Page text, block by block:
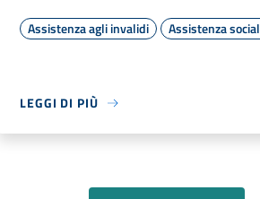
Assistenza agli invalidi Assistenza
LEGGI DI PIÙ